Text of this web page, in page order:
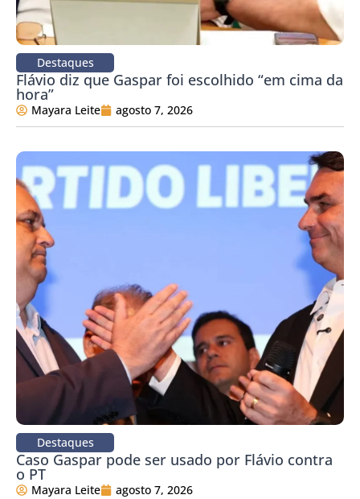
Destaques
Flávio diz que Gaspar foi escolhido “em cima da
hora”
Mayara Leite agosto 7, 2026
Destaques
Caso Gaspar pode ser usado por Flávio contra
o PT
Mayara Leite agosto 7, 2026